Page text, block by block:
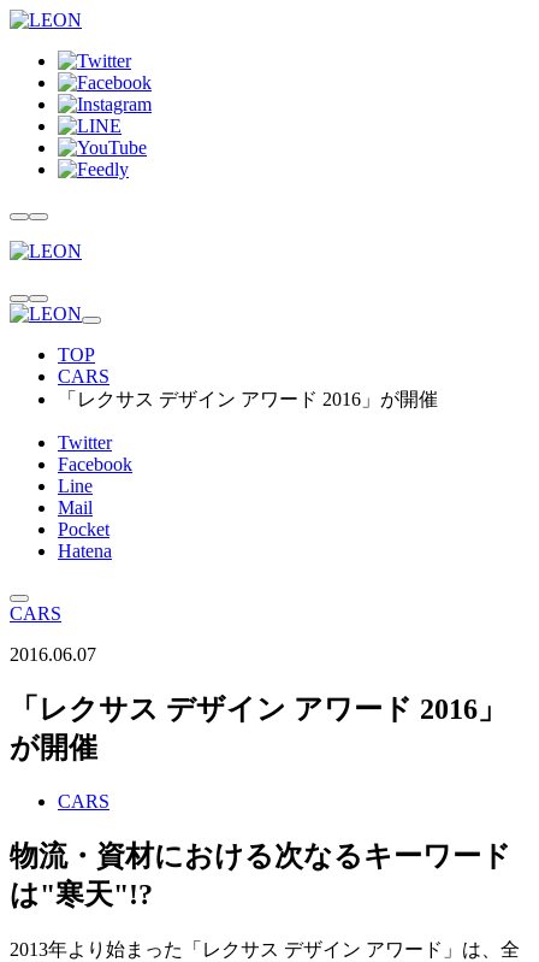
TOP
CARS
「レクサス デザイン アワード 2016」が開催
Twitter
Facebook
Line
Mail
Pocket
Hatena
CARS
2016.06.07
「レクサス デザイン アワード 2016」
が開催
CARS
物流・資材における次なるキーワード
は"寒天"!?
2013年より始まった「レクサス デザイン アワード」は、全